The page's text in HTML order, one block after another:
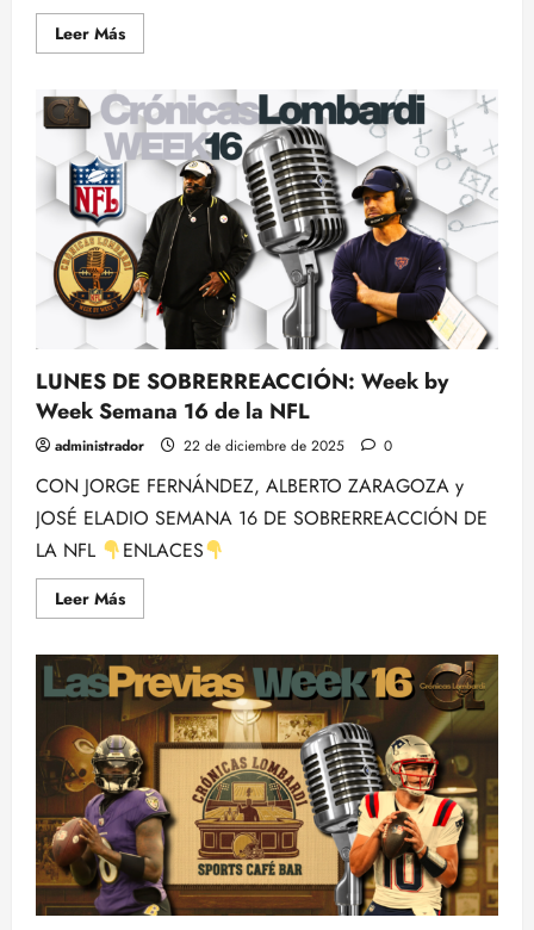
Leer MásLeer
más
REFLEXIONES
DE
AMBAS
CONFERENCIAS
DE
Con
Rubén
Ibeas.
LUNES DE SOBRERREACCIÓN: Week by
Week Semana 16 de la NFL
administrador 22 de diciembre de 2025 0
CON JORGE FERNÁNDEZ, ALBERTO ZARAGOZA y
JOSÉ ELADIO SEMANA 16 DE SOBRERREACCIÓN DE
LA NFL
ENLACES
Leer MásLeer
más
LUNES
DE
SOBRERREACCIÓN:
Week
by
Week
Semana
16
de
la
NFL